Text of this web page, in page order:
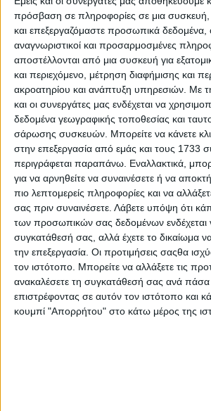
πρόσβαση σε πληροφορίες σε μια
και επεξεργαζόμαστε προσωπικά δεδομένα,
αναγνωριστικοί και προσαρμοσμένες
αποστέλλονται από μια συσκευή για
και περιεχόμενο, μέτρηση διαφήμισης και
ακροατηρίου και ανάπτυξη υπηρεσιών. Με
και οι συνεργάτες μας ενδέχεται να
δεδομένα γεωγραφικής τοποθεσίας και
σάρωσης συσκευών. Μπορείτε να κάνετε
στην επεξεργασία από εμάς και τους 1733
περιγράφεται παραπάνω. Εναλλακτικά,
για να αρνηθείτε να συναινέσετε ή να
πιο λεπτομερείς πληροφορίες και να
σας πριν συναινέσετε. Λάβετε υπόψη ότι
των προσωπικών σας δεδομένων ενδέχεται
συγκατάθεσή σας, αλλά έχετε το δικαίωμα
την επεξεργασία. Οι προτιμήσεις σαςθα
τον ιστότοπο. Μπορείτε να αλλάξετε τις
ανακαλέσετε τη συγκατάθεσή σας ανά πάσα
επιστρέφοντας σε αυτόν τον ιστότοπο και
κουμπί "Απορρήτου" στο κάτω μέρος της